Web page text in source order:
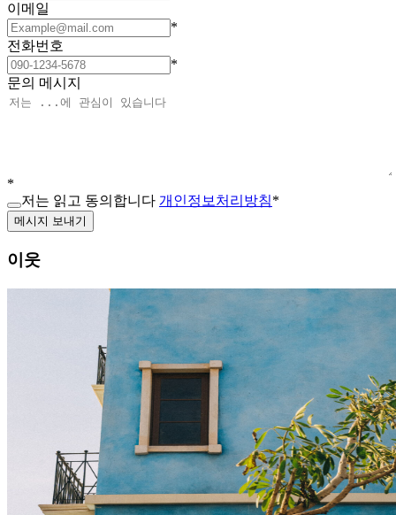
이메일
*
전화번호
*
문의 메시지
*
저는 읽고 동의합니다 개인정보처리방침*
메시지 보내기
이웃